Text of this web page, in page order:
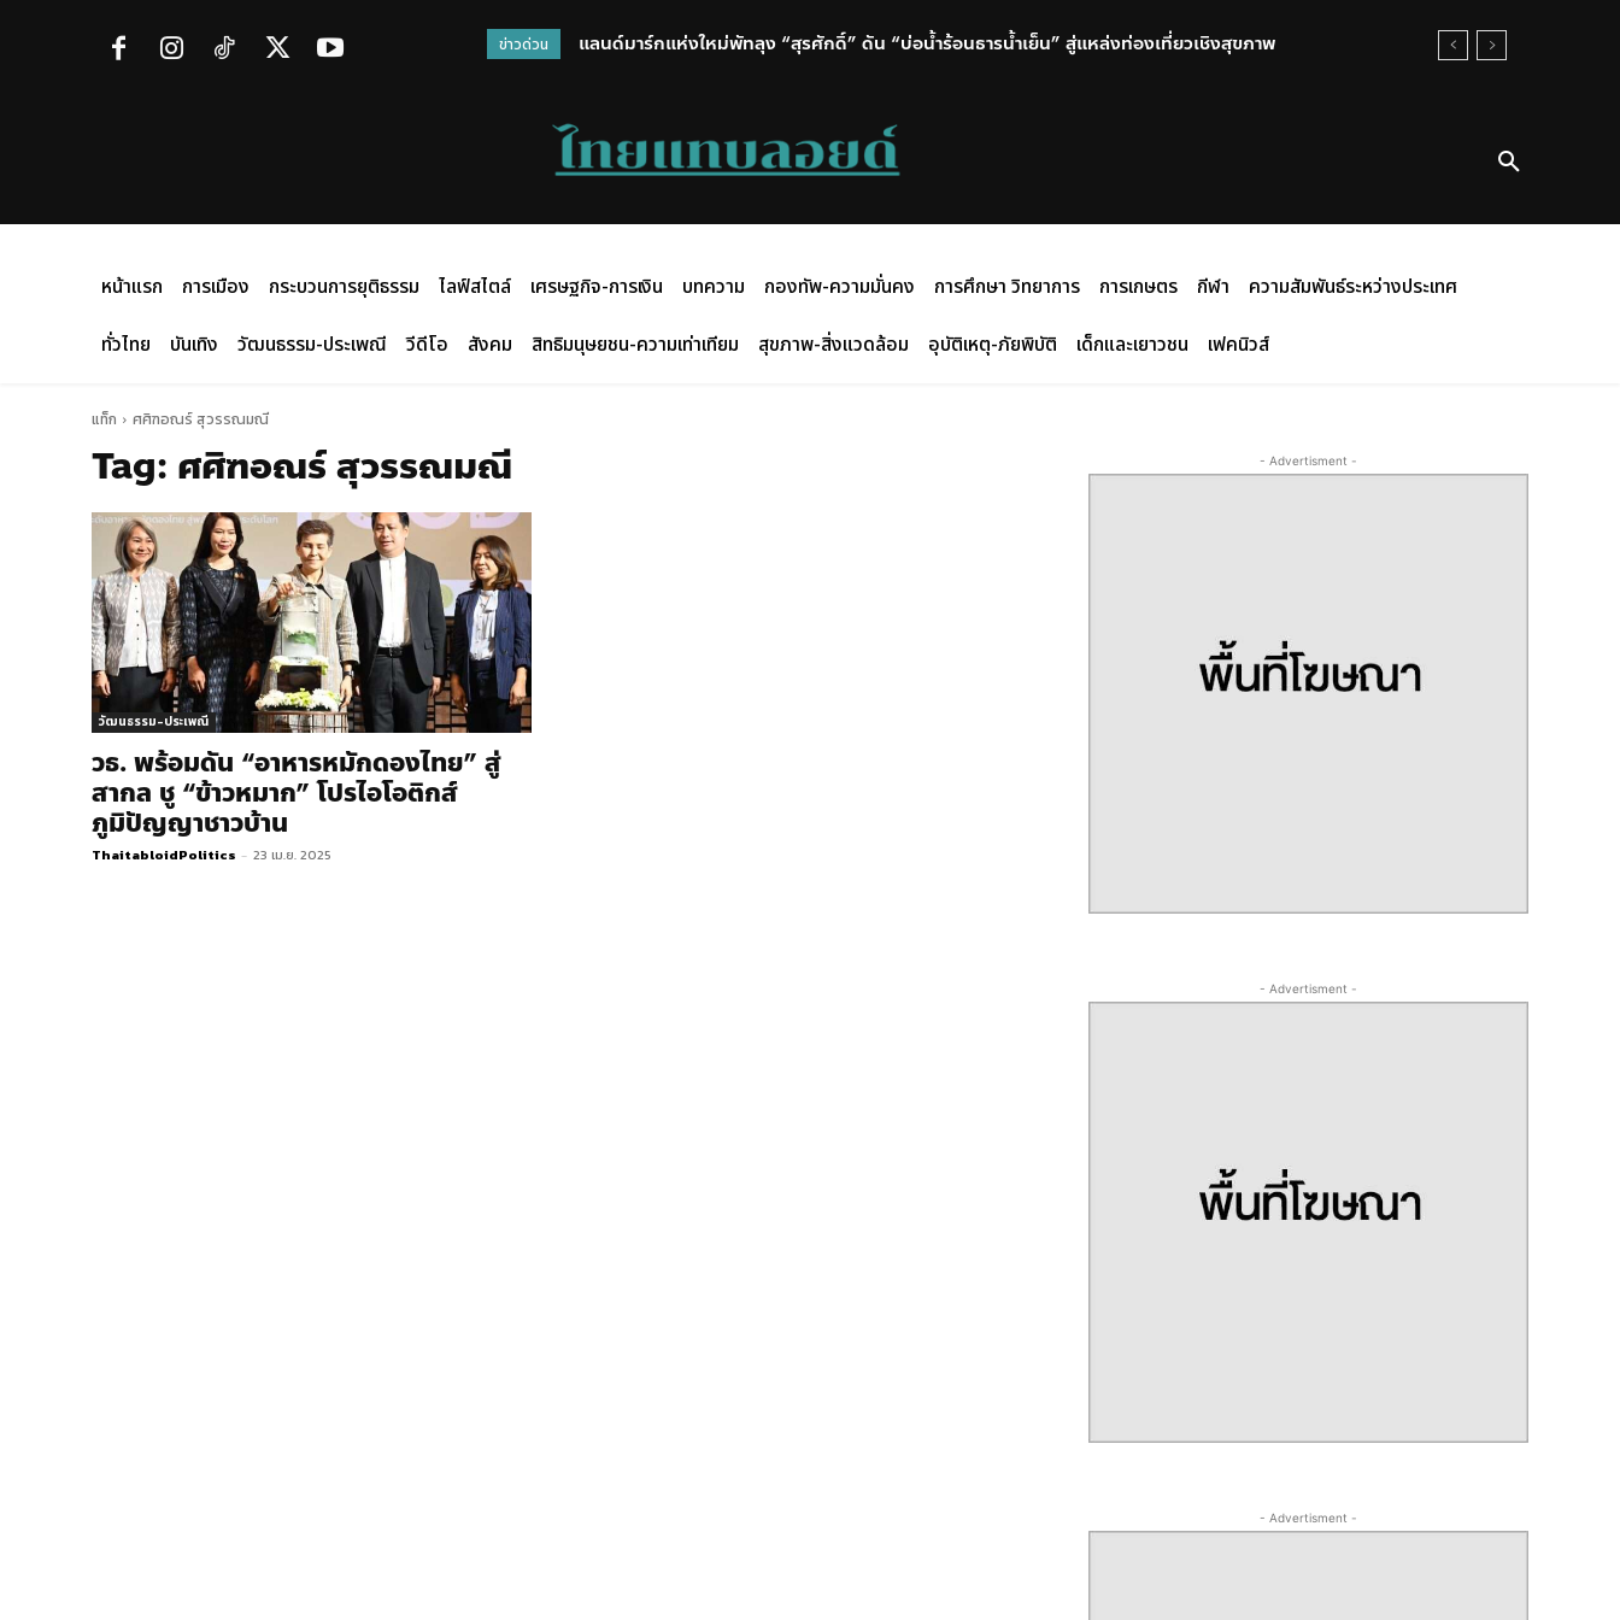
ข่าวด่วน แลนด์มาร์กแห่งใหม่พัทลุง “สุรศักดิ์” ดัน “บ่อน้ำร้อนธารน้ำเย็น” สู่แหล่งท่องเที่ยวเชิงสุขภาพ
หน้าแรก การเมือง กระบวนการยุติธรรม ไลฟ์สไตล์ เศรษฐกิจ-การเงิน บทความ กองทัพ-ความมั่นคง การศึกษา วิทยาการ การเกษตร กีฬา
ความสัมพันธ์ระหว่างประเทศ
ทั่วไทย
บันเทิง วัฒนธรรม-ประเพณี วีดีโอ สังคม สิทธิมนุษยชน-ความเท่าเทียม สุขภาพ-สิ่งแวดล้อม อุบัติเหตุ-ภัยพิบัติ เด็กและเยาวชน เฟคนิวส์
แท็ก ศศิฑอณร์ สุวรรณมณี
Tag: ศศิฑอณร์ สุวรรณมณี
วัฒนธรรม-ประเพณี
วธ. พร้อมดัน “อาหารหมักดองไทย” สู่
สากล ชู “ข้าวหมาก” โปรไอโอติกส์
ภูมิปัญญาชาวบ้าน
ThaitabloidPolitics - 23 เม.ย. 2025
- Advertisment -
- Advertisment -
- Advertisment -